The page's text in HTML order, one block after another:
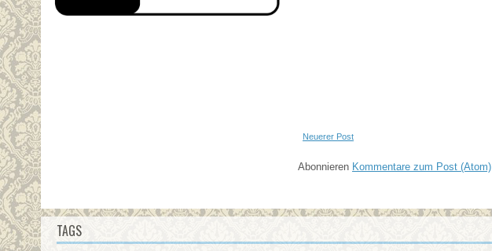
Neuerer Post
Abonnieren Kommentare zum Post (Atom)
TAGS